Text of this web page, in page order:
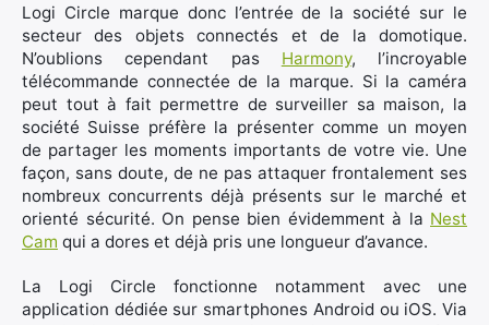
Logi Circle marque donc l’entrée de la société sur le
secteur des objets connectés et de la domotique.
N’oublions cependant pas Harmony, l’incroyable
télécommande connectée de la marque. Si la caméra
peut tout à fait permettre de surveiller sa maison, la
société Suisse préfère la présenter comme un moyen
de partager les moments importants de votre vie. Une
façon, sans doute, de ne pas attaquer frontalement ses
nombreux concurrents déjà présents sur le marché et
orienté sécurité. On pense bien évidemment à la Nest
Cam qui a dores et déjà pris une longueur d’avance.
La Logi Circle fonctionne notamment avec une
application dédiée sur smartphones Android ou iOS. Via